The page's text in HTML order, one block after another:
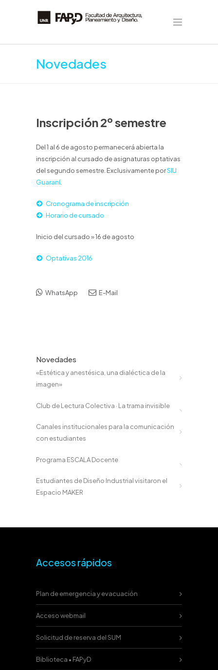
Novedades
Inscripción 2º semestre
Del 1 al 6 de agosto permanecerá abierta la
inscripción al cursado de asignaturas optativas
del segundo semestre. Exclusivamente porSIU
Guaraní.
Cronograma de inscripción
Horario de cursado
Inicio del cursado » 16 de agosto
Optativas 2016
WhatsApp E-Mail
Novedades
«Estética y anestésica, una dialéctica de la
imagen»
Club de Lectura Colectiva · La trama invisible
Canales institucionales para la comunicación
con estudiantes
Programa ESCALA Docente
Estudiantes de Diseño Industrial visitaron el
Espacio MAKER
Accesos rápidos
Plan de emergencia y evacuación
Acceso webmail
Solicitud de reserva del SUM
Biblioteca • FAPyD